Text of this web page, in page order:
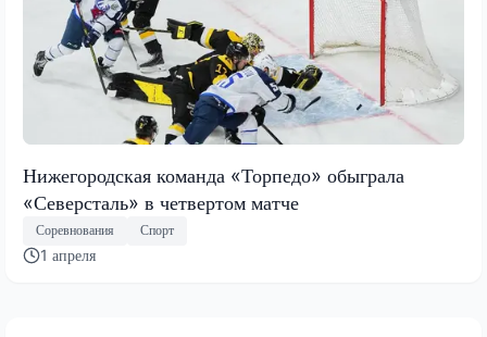
Нижегородская команда «Торпедо» обыграла
«Северсталь» в четвертом матче
Соревнования Спорт
1 апреля